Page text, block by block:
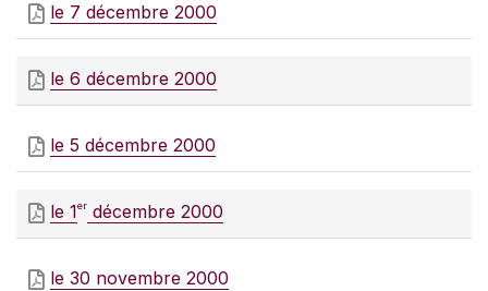
le 7 décembre 2000
le 6 décembre 2000
le 5 décembre 2000
le 1er décembre 2000
le 30 novembre 2000